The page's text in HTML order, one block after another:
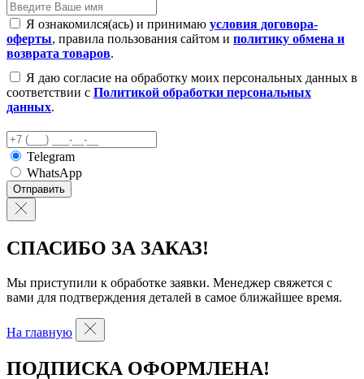
Я ознакомился(ась) и принимаю условия договора-
оферты, правила пользования сайтом и политику обмена и
возврата товаров.
Я даю согласие на обработку моих персональных данных в
соответствии с Политикой обработки персональных
данных.
Telegram
WhatsApp
Отправить
СПАСИБО ЗА ЗАКАЗ!
Мы приступили к обработке заявки. Менеджер свяжется с
вами для подтверждения деталей в самое ближайшее время.
На главную
ПОДПИСКА ОФОРМЛЕНА!